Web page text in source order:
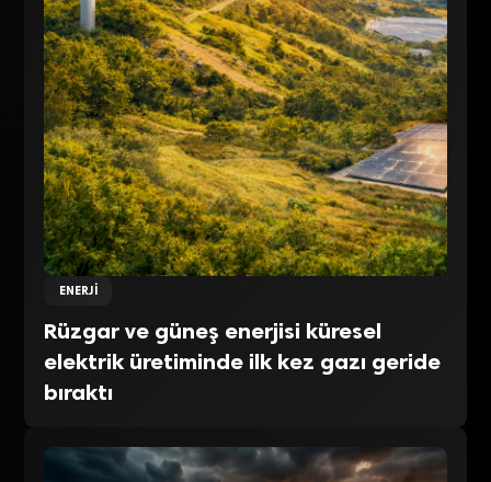
ENERJI
Rüzgar ve güneş enerjisi küresel
elektrik üretiminde ilk kez gazı geride
bıraktı